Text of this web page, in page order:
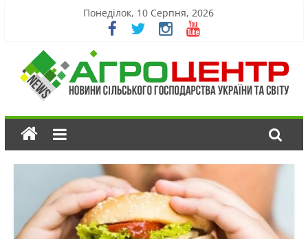
Понеділок, 10 Серпня, 2026